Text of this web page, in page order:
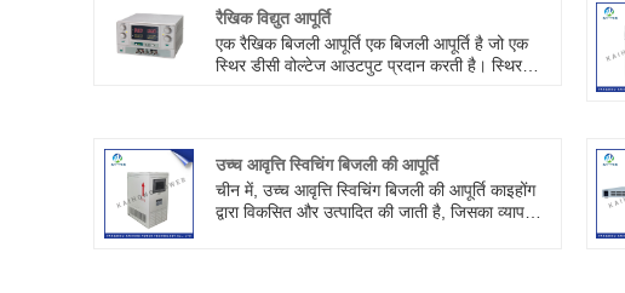
रैखिक विद्युत आपूर्ति
एक रैखिक बिजली आपूर्ति एक बिजली आपूर्ति है जो एक
स्थिर डीसी वोल्टेज आउटपुट प्रदान करती है। स्थिर
मुख्य विशेषताएं इस प्रकार हैं: 1. स्थिरता: रैखिक डीसी
बिजली आपूर्ति में उच्च स्थिरता होती है और यह स्थिर
आउटपुट वोल्टेज प्रदान कर सकती है, जो उच्च वोल्टेज
स्थिरता आवश्यकताओं वाले अनुप्रयोगों के लिए उपयुक्त
उच्च आवृत्ति स्विचिंग बिजली की आपूर्ति
चीन में, उच्च आवृत्ति स्विचिंग बिजली की आपूर्ति काइहोंग
द्वारा विकसित और उत्पादित की जाती है, जिसका व्यापक